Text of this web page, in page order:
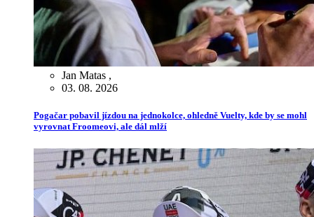
Jan Matas ,
03. 08. 2026
Pogačar pobavil jízdou na jednokolce, ohledně Vuelty, kde by se mohl
vyrovnat Froomeovi, ale dál mlží